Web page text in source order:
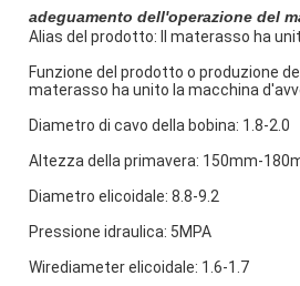
adeguamento dell'operazione del
Alias del prodotto: Il materasso ha
Funzione del prodotto o produzione
materasso ha unito la macchina
Diametro di cavo della bobina: 1.8-2.0
Altezza della primavera: 150mm-
Diametro elicoidale: 8.8-9.2
Pressione idraulica: 5MPA
Wirediameter elicoidale: 1.6-1.7